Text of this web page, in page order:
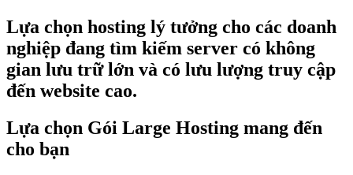
Lựa chọn hosting lý tưởng cho các doanh
nghiệp đang tìm kiếm server có không
gian lưu trữ lớn và có lưu lượng truy cập
đến website cao.
Lựa chọn Gói Large Hosting mang đến
cho bạn